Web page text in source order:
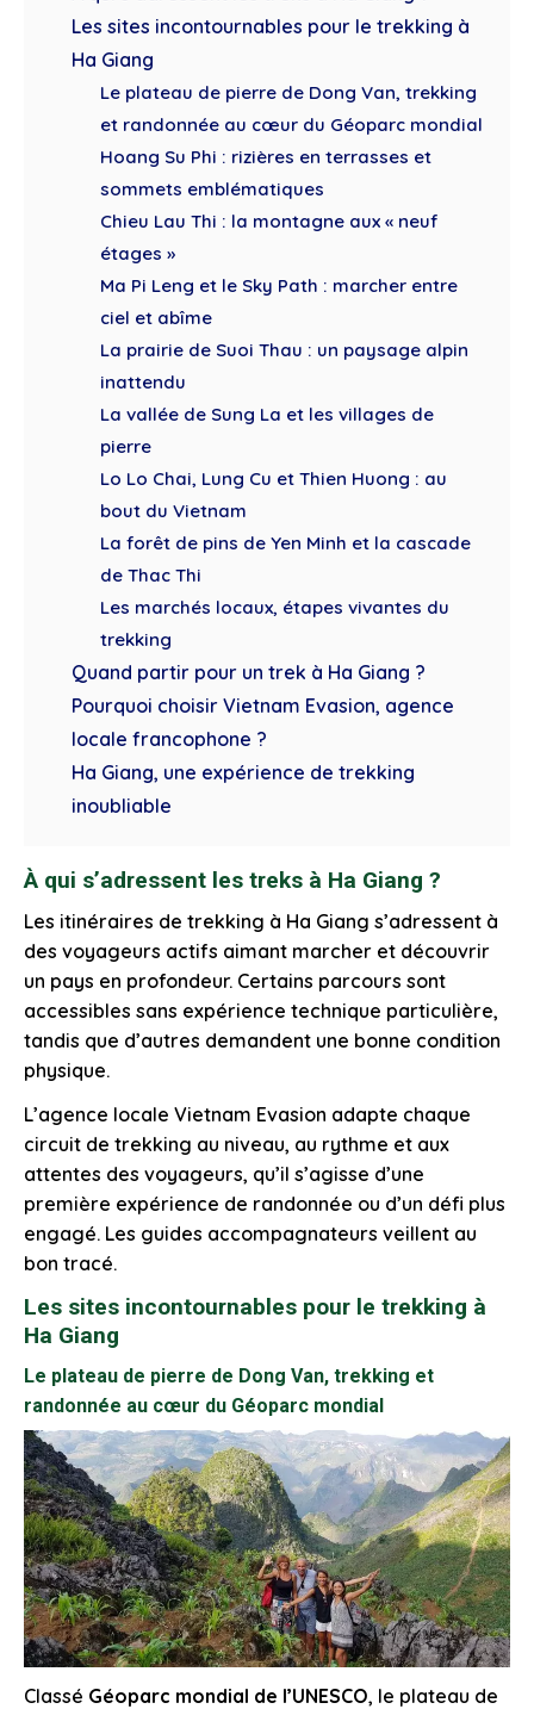
Les sites incontournables pour le trekking à
Ha Giang
Le plateau de pierre de Dong Van, trekking
et randonnée au cœur du Géoparc mondial
Hoang Su Phi : rizières en terrasses et
sommets emblématiques
Chieu Lau Thi : la montagne aux « neuf
étages »
Ma Pi Leng et le Sky Path : marcher entre
ciel et abîme
La prairie de Suoi Thau : un paysage alpin
inattendu
La vallée de Sung La et les villages de
pierre
Lo Lo Chai, Lung Cu et Thien Huong : au
bout du Vietnam
La forêt de pins de Yen Minh et la cascade
de Thac Thi
Les marchés locaux, étapes vivantes du
trekking
Quand partir pour un trek à Ha Giang ?
Pourquoi choisir Vietnam Evasion, agence
locale francophone ?
Ha Giang, une expérience de trekking
inoubliable
À qui s’adressent les treks à Ha Giang ?
Les itinéraires de trekking à Ha Giang s’adressent à
des voyageurs actifs aimant marcher et découvrir
un pays en profondeur. Certains parcours sont
accessibles sans expérience technique particulière,
tandis que d’autres demandent une bonne condition
physique.
L’agence locale Vietnam Evasion adapte chaque
circuit de trekking au niveau, au rythme et aux
attentes des voyageurs, qu’il s’agisse d’une
première expérience de randonnée ou d’un défi plus
engagé. Les guides accompagnateurs veillent au
bon tracé.
Les sites incontournables pour le trekking à
Ha Giang
Le plateau de pierre de Dong Van, trekking et
randonnée au cœur du Géoparc mondial
Classé Géoparc mondial de l’UNESCO, le plateau de